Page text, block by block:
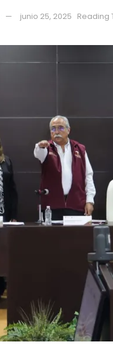
junio 25, 2025 Reading